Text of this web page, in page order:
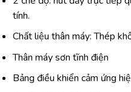
tính.
Chất liệu thân máy: Thép
Thân máy sơn tĩnh điện
Bảng điều khiển cảm ứng